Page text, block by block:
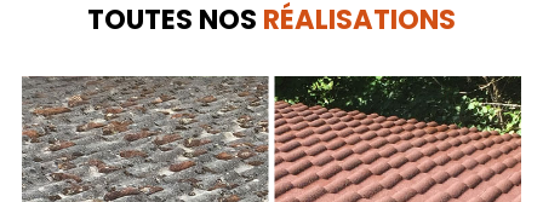
TOUTES NOS RÉALISATIONS